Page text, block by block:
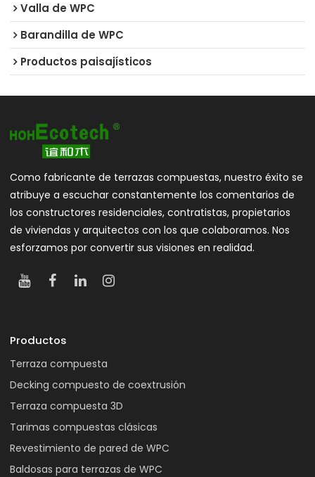
Valla de WPC
Barandilla de WPC
Productos paisajísticos
Como fabricante de terrazas compuestas, nuestro éxito se
atribuye a escuchar constantemente los comentarios de
los constructores residenciales, contratistas, propietarios
de viviendas y arquitectos con los que colaboramos. Nos
esforzamos por convertir sus visiones en realidad.
Productos
Terraza compuesta
Decking compuesto de coextrusión
Terraza compuesta 3D
Tarimas compuestas clásicas
Revestimiento de pared de WPC
Baldosas para terrazas de WPC